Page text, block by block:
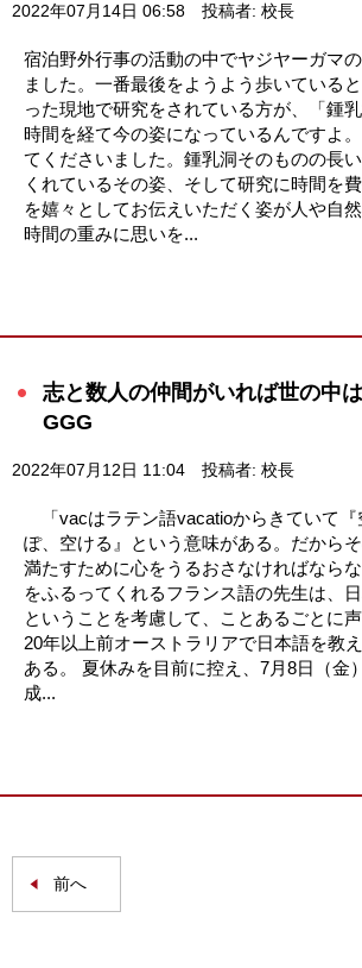
2022年07月14日 06:58 投稿者: 校長
宿泊野外行事の活動の中でヤジヤーガマ
ました。一番最後をようよう歩いている
った現地で研究をされている方が、「鍾
時間を経て今の姿になっているんですよ
てくださいました。鍾乳洞そのものの長
くれているその姿、そして研究に時間を
を嬉々としてお伝えいただく姿が人や自
時間の重みに思いを...
志と数人の仲間がいれば世の中
GGG
2022年07月12日 11:04 投稿者: 校長
「vacはラテン語vacatioからき
ぽ、空ける』という意味がある。だから
満たすために心をうるおさなければなら
をふるってくれるフランス語の先生は、
ということを考慮して、ことあるごとに声
20年以上前オーストラリアで日本語を教
ある。 夏休みを目前に控え、7月8日（金
成...
前へ